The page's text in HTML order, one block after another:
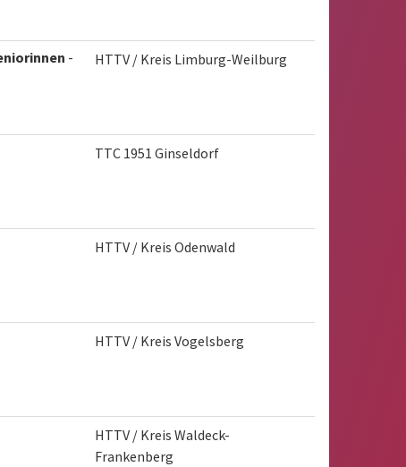
- HTTV / Kreis Limburg-Weilburg
TTC 1951 Ginseldorf
HTTV / Kreis Odenwald
HTTV / Kreis Vogelsberg
HTTV / Kreis Waldeck-
Frankenberg